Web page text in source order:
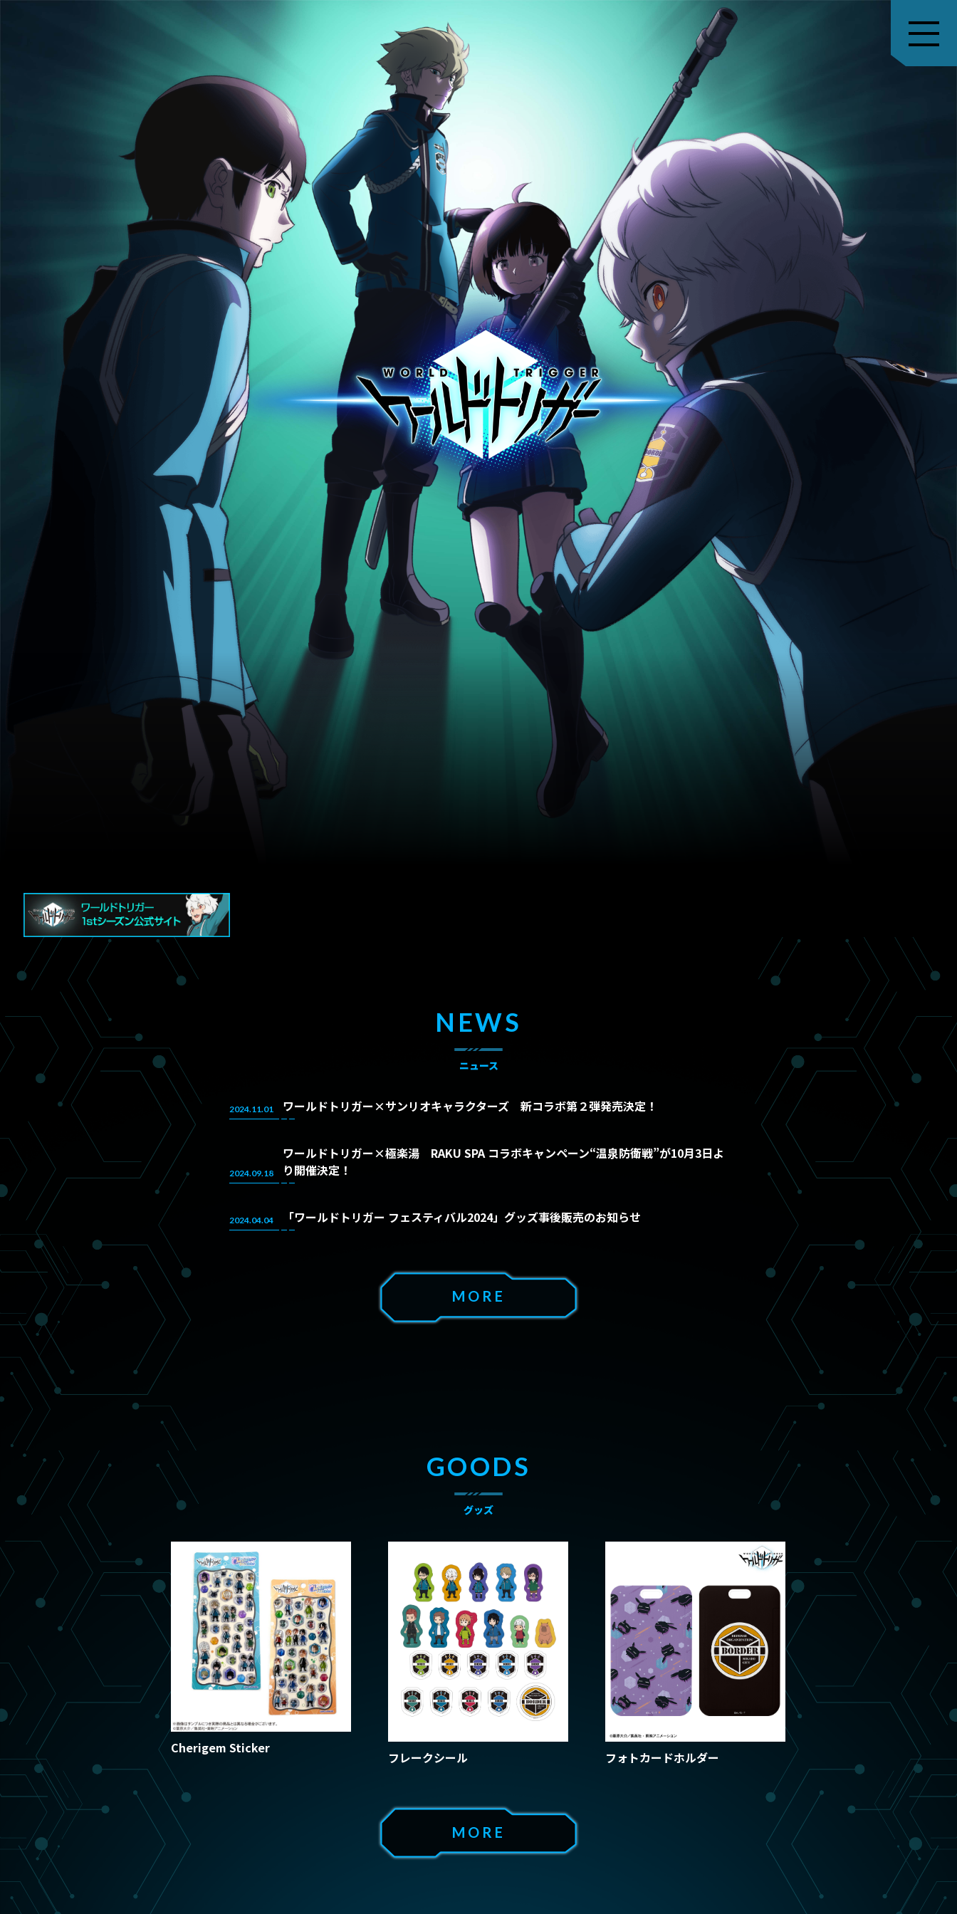
ABOUT
CHARACTER
CAST/STAFF キャスト/スタッフ
MOVIE ムービー
GOODS グッズ
EPISODE
Blu-ray/DVD
MUSIC
NEWS
ニュース
2024.11.01 ワールドトリガー×サンリオキャラクターズ 新コラボ第２弾発売決定！
2024.09.18
ワールドトリガー×極楽湯 RAKU SPA コラボキャンペーン“温泉防衛戦”が10月3日よ
り開催決定！
2024.04.04 「ワールドトリガー フェスティバル2024」グッズ事後販売のお知らせ
MORE
GOODS
グッズ
Cherigem Sticker
フレークシール フォトカードホルダー
MORE